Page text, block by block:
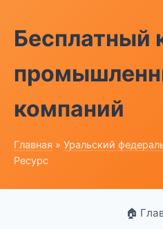
Бесплатный
компаний
Главная » Уральский
Ресурс
🏠